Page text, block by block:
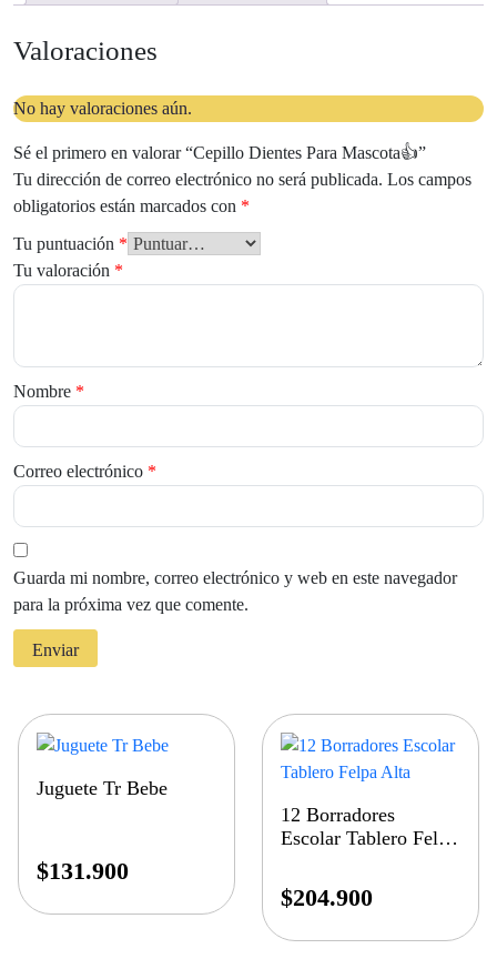
Valoraciones
No hay valoraciones aún.
Sé el primero en valorar “Cepillo Dientes Para Mascota👍”
Tu dirección de correo electrónico no será publicada. Los campos
obligatorios están marcados con *
Tu puntuación *
Tu valoración *
Nombre *
Correo electrónico *
Guarda mi nombre, correo electrónico y web en este navegador
para la próxima vez que comente.
Juguete Tr Bebe
$131.900
12 Borradores
Escolar Tablero Felpa
$204.900